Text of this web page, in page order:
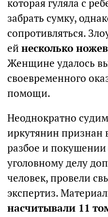
которая гуляла с
забрать сумку,
сопротивляться.
ей несколько
Женщине удалось
своевременного
помощи.
Неоднократно
иркутянин признан
разбое и
уголовному делу
человек, провели
экспертиз.
насчитывали 11